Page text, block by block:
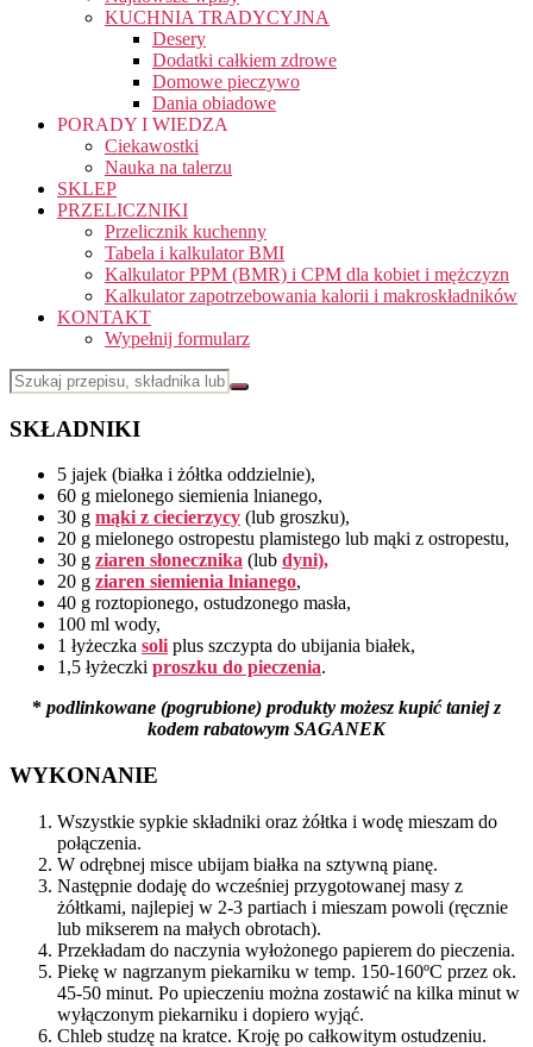
KUCHNIA TRADYCYJNA
Desery
Dodatki całkiem zdrowe
Domowe pieczywo
Dania obiadowe
PORADY I WIEDZA
Ciekawostki
Nauka na talerzu
SKLEP
PRZELICZNIKI
Przelicznik kuchenny
Tabela i kalkulator BMI
Kalkulator PPM (BMR) i CPM dla kobiet i mężczyzn
Kalkulator zapotrzebowania kalorii i makroskładników
KONTAKT
Wypełnij formularz
SKŁADNIKI
5 jajek (białka i żółtka oddzielnie),
60 g mielonego siemienia lnianego,
30 g mąki z ciecierzycy (lub groszku),
20 g mielonego ostropestu plamistego lub mąki z ostropestu,
30 g ziaren słonecznika (lub dyni),
20 g ziaren siemienia lnianego,
40 g roztopionego, ostudzonego masła,
100 ml wody,
1 łyżeczka soliplus szczypta do ubijania białek,
1,5 łyżeczki proszku do pieczenia.
* podlinkowane (pogrubione) produkty możesz kupić taniej z
kodem rabatowym SAGANEK
WYKONANIE
Wszystkie sypkie składniki oraz żółtka i wodę mieszam do
połączenia.
W odrębnej misce ubijam białka na sztywną pianę.
Następnie dodaję do wcześniej przygotowanej masy z
żółtkami, najlepiej w 2-3 partiach i mieszam powoli (ręcznie
lub mikserem na małych obrotach).
Przekładam do naczynia wyłożonego papierem do pieczenia.
Piekę w nagrzanym piekarniku w temp. 150-160ºC przez ok.
45-50 minut. Po upieczeniu można zostawić na kilka minut w
wyłączonym piekarniku i dopiero wyjąć.
Chleb studzę na kratce. Kroję po całkowitym ostudzeniu.